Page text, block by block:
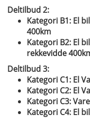
Deltilbud 2:
Kategori B1: El
400km
Kategori B2: El
rekkevidde
Deltilbud 3:
Kategori C1: El
Kategori C2: El
Kategori C3:
Kategori C4: El